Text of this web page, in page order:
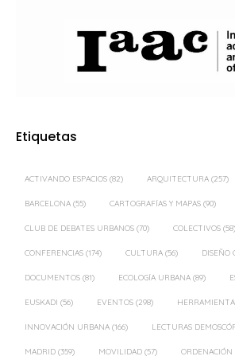
Etiquetas
ACTIVANDO ESPACIOS (82) ARQUITECTURA (257)
BARCELONA (55) CARTOGRAFÍAS Y MAPAS (90)
CLUB DE DEBATES URBANOS (70) COLECTIVOS (58)
CONFERENCIAS (174) CULTURA (56) DISEÑO
DOCUMENTOS (81) ECOLOGÍA URBANA (89)
EUSKADI (56) EVENTOS (298)
INNOVACIÓN URBANA (166) LECTURAS
MADRID (359) MOVILIDAD (57)